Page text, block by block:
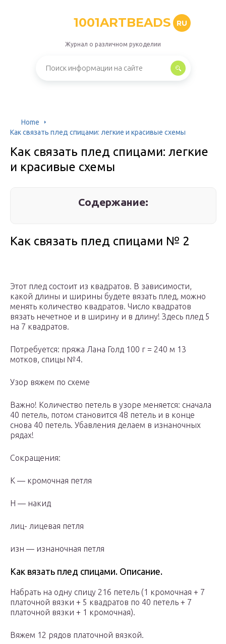
1001ARTBEADS RU
Журнал о различном рукоделии
Home
Как связать плед спицами: легкие и красивые схемы
Как связать плед спицами: легкие
и красивые схемы
Содержание:
Как связать плед спицами № 2
Этот плед состоит из квадратов. В зависимости,
какой длины и ширины будете вязать плед, можно
менять количество квадратов. Число квадратов
вязать нечетное и в ширину и в длину! Здесь плед 5
на 7 квадратов.
Потребуется: пряжа Лана Голд 100 г = 240 м 13
мотков, спицы №4.
Узор вяжем по схеме
Важно! Количество петель в узоре меняется: сначала
40 петель, потом становится 48 петель и в конце
снова 40 петель. Убавления делаем в изнаночных
рядах!
Сокращения:
К — кромочная петля
Н — накид
лиц- лицевая петля
изн — изнаночная петля
Как вязать плед спицами. Описание.
Набрать на одну спицу 216 петель (1 кромочная + 7
платочной вязки + 5 квадратов по 40 петель + 7
платочной вязки + 1 кромочная).
Вяжем 12 рядов платочной вязкой.